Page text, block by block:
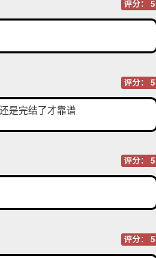
评分： 5
评分： 5
是完结了才靠谱
评分： 5
评分： 5